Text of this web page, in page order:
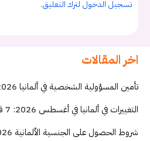
تسجيل الدخول لترك التعليق.
اخر المقالات
تأمين المسؤولية الشخصية في ألمانيا 2026: دليل Privathaftpflicht
التغييرات في ألمانيا في أغسطس 2026: 7 قوانين تهمك
شروط الحصول على الجنسية الألمانية 2026 والجنسية المزدوجة